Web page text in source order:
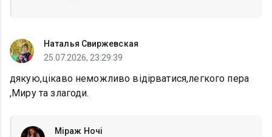
Наталья Свиржевская
25.07.2026, 23:29:39
дякую,цікаво неможливо відірватися,легкого пера
,Миру та злагоди.
Міраж Ночі